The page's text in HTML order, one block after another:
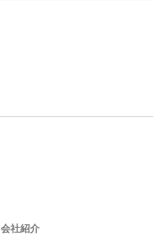
会社紹介